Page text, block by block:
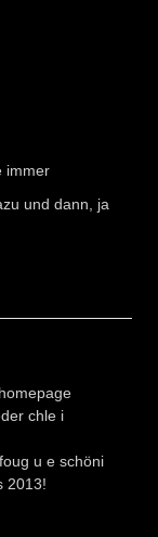
immer
und dann, ja
chle i
u e schöni
2013!